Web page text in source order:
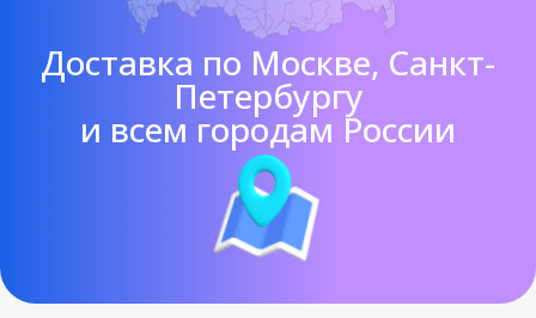
Доставка по Москве, Санкт-
Петербургу
и всем городам России